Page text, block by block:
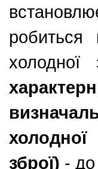
робиться
холодної
зброї) - до